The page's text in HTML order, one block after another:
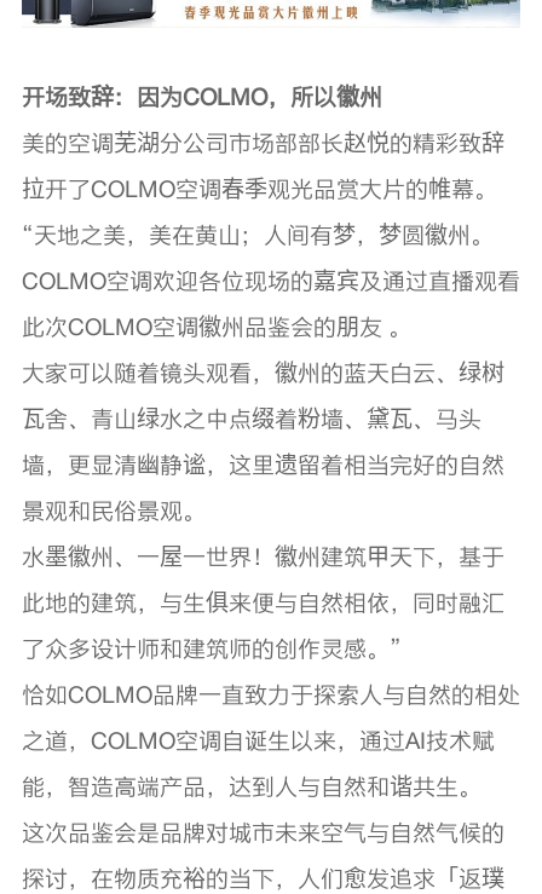
开场致辞：因为COLMO，所以徽州
美的空调芜湖分公司市场部部长赵悦的精彩致辞
拉开了COLMO空调春季观光品赏大片的帷幕。
“天地之美，美在黄山；人间有梦，梦圆徽州。
COLMO空调欢迎各位现场的嘉宾及通过直播观看
此次COLMO空调徽州品鉴会的朋友 。
大家可以随着镜头观看，徽州的蓝天白云、绿树
瓦舍、青山绿水之中点缀着粉墙、黛瓦、马头
墙，更显清幽静谧，这里遗留着相当完好的自然
景观和民俗景观。
水墨徽州、一屋一世界！徽州建筑甲天下，基于
此地的建筑，与生俱来便与自然相依，同时融汇
了众多设计师和建筑师的创作灵感。”
恰如COLMO品牌一直致力于探索人与自然的相处
之道，COLMO空调自诞生以来，通过AI技术赋
能，智造高端产品，达到人与自然和谐共生。
这次品鉴会是品牌对城市未来空气与自然气候的
探讨，在物质充裕的当下，人们愈发追求「返璞